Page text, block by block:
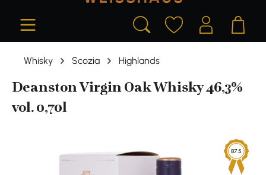
Whisky Scozia Highlands
Deanston Virgin Oak Whisky 46,3%
vol. 0,70l
87.5